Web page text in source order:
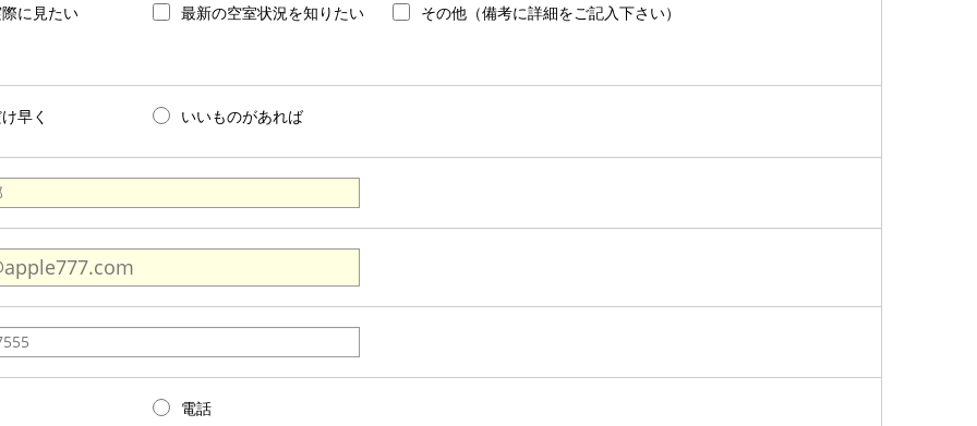
に見たい 最新の空室状況を知りたい その他（備考に詳細をご記入下さい）
早く いいものがあれば
電話